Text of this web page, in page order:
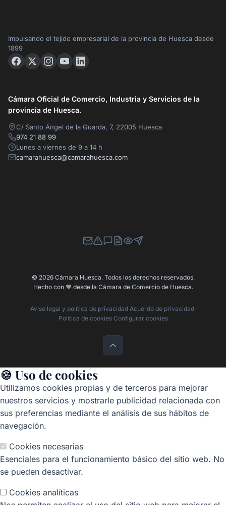
Impulsando el tejido empresarial de la provincia de Huesca desde
1899
Cámara Oficial de Comercio, Industria y Servicios de la
provincia de Huesca.
C/ Santo Ángel de la Guarda, 7, 22005 Huesca
974 21 88 99
Lunes a viernes de 9 a 14 h
camarahuesca@camarahuesca.com
Newsletter
Canal de Denuncias
Buzón de Sugerencias
Perfil Contratante
Ley de Transparencia
Contacta con nosotros
© 2026 Cámara Huesca. Todos los derechos reservados.
Hecho con ❤️desde la Cámara de Comercio de Huesca.
Aviso legal y política de privacidad·Acuerdo de privacidad·
Política de cookies·Configurar cookies
🍪 Uso de cookies
Utilizamos cookies propias y de terceros para mejorar
nuestros servicios y mostrarle publicidad relacionada con
sus preferencias mediante el análisis de sus hábitos de
navegación.
Cookies necesarias
Esenciales para el funcionamiento básico del sitio web. No
se pueden desactivar.
Cookies analíticas